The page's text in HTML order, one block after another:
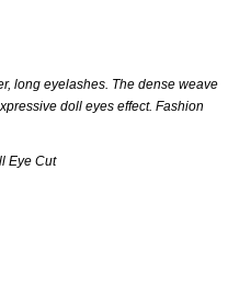
long eyelashes. The dense weave
doll eyes effect. Fashion
Eye Cut